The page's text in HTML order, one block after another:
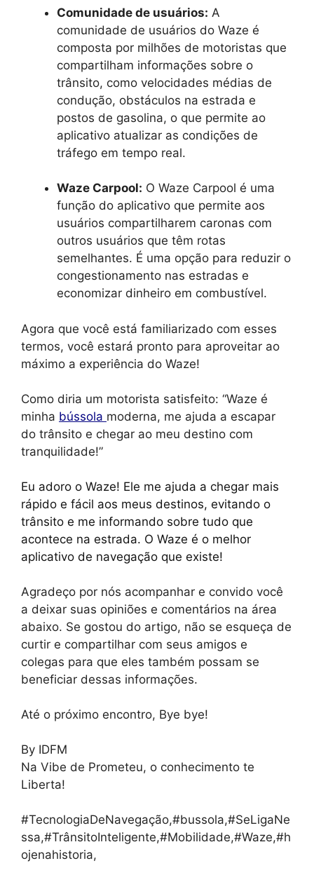
Comunidade de usuários: A
comunidade de usuários do Waze é
composta por milhões de motoristas que
compartilham informações sobre o
trânsito, como velocidades médias de
condução, obstáculos na estrada e
postos de gasolina, o que permite ao
aplicativo atualizar as condições de
tráfego em tempo real.
Waze Carpool: O Waze Carpool é uma
função do aplicativo que permite aos
usuários compartilharem caronas com
outros usuários que têm rotas
semelhantes. É uma opção para reduzir o
congestionamento nas estradas e
economizar dinheiro em combustível.
Agora que você está familiarizado com esses
termos, você estará pronto para aproveitar ao
máximo a experiência do Waze!
Como diria um motorista satisfeito: “Waze é
minha bússola moderna, me ajuda a escapar
do trânsito e chegar ao meu destino com
tranquilidade!”
Eu adoro o Waze! Ele me ajuda a chegar mais
rápido e fácil aos meus destinos, evitando o
trânsito e me informando sobre tudo que
acontece na estrada. O Waze é o melhor
aplicativo de navegação que existe!
Agradeço por nós acompanhar e convido você
a deixar suas opiniões e comentários na área
abaixo. Se gostou do artigo, não se esqueça de
curtir e compartilhar com seus amigos e
colegas para que eles também possam se
beneficiar dessas informações.
Até o próximo encontro, Bye bye!
By IDFM
Na Vibe de Prometeu, o conhecimento te
Liberta!
#TecnologiaDeNavegação,#bussola,#SeLigaNe
ssa,#TrânsitoInteligente,#Mobilidade,#Waze,#h
ojenahistoria,